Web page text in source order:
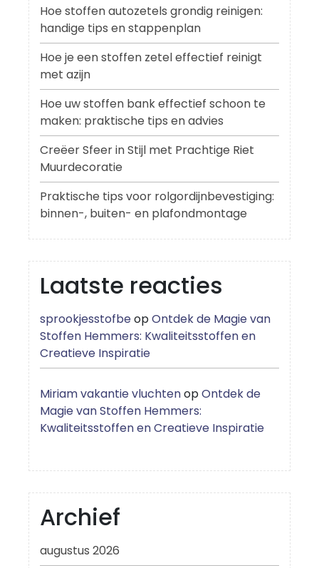
Hoe stoffen autozetels grondig reinigen:
handige tips en stappenplan
Hoe je een stoffen zetel effectief reinigt
met azijn
Hoe uw stoffen bank effectief schoon te
maken: praktische tips en advies
Creëer Sfeer in Stijl met Prachtige Riet
Muurdecoratie
Praktische tips voor rolgordijnbevestiging:
binnen-, buiten- en plafondmontage
Laatste reacties
sprookjesstofbeopOntdek de Magie van
Stoffen Hemmers: Kwaliteitsstoffen en
Creatieve Inspiratie
Miriam vakantie vluchtenopOntdek de
Magie van Stoffen Hemmers:
Kwaliteitsstoffen en Creatieve Inspiratie
Archief
augustus 2026